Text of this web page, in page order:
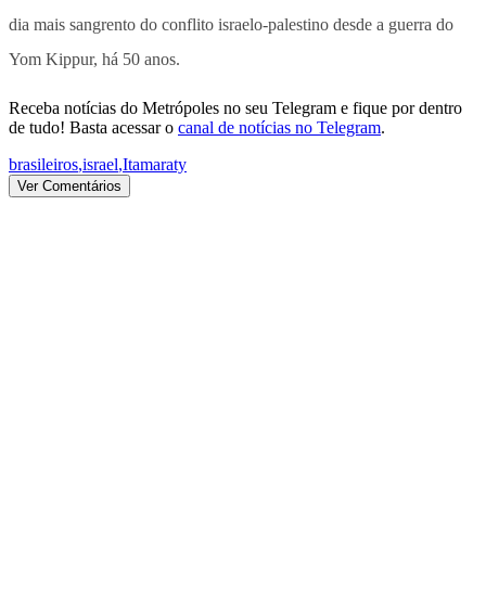
dia mais sangrento do conflito israelo-palestino desde a guerra do
Yom Kippur, há 50 anos.
Receba notícias do Metrópoles no seu Telegram e fique por dentro
de tudo! Basta acessar o canal de notícias no Telegram.
brasileiros,israel,Itamaraty
Ver Comentários